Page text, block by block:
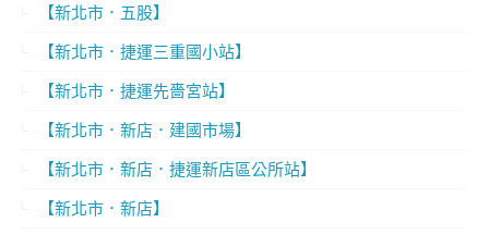
【新北市．五股】
【新北市．捷運三重國小站】
【新北市．捷運先嗇宮站】
【新北市．新店．建國市場】
【新北市．新店．捷運新店區公所站】
【新北市．新店】